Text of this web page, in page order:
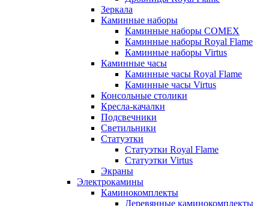
Зеркала
Каминные наборы
Каминные наборы COMEX
Каминные наборы Royal Flame
Каминные наборы Virtus
Каминные часы
Каминные часы Royal Flame
Каминные часы Virtus
Консольные столики
Кресла-качалки
Подсвечники
Светильники
Статуэтки
Статуэтки Royal Flame
Статуэтки Virtus
Экраны
Электрокамины
Каминокомплекты
Деревянные каминокомплекты